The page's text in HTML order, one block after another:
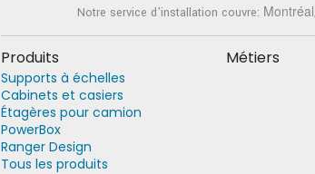
Notre service d'installation couvre: Montréal,
Produits
Supports à échelles
Cabinets et casiers
Étagères pour camion
PowerBox
Ranger Design
Tous les produits
Métiers